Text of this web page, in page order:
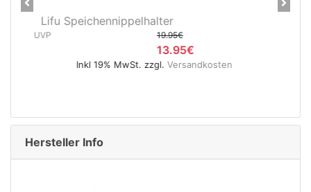
CNC Kerzensattelstütze 26,0 x
400 mm verchromt
5.95€
4.95€
Previous Next
Hersteller Info